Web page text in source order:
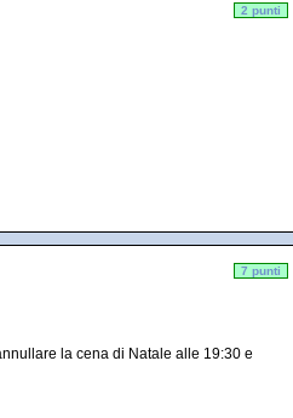
2 punti
7 punti
la cena di Natale alle 19:30 e